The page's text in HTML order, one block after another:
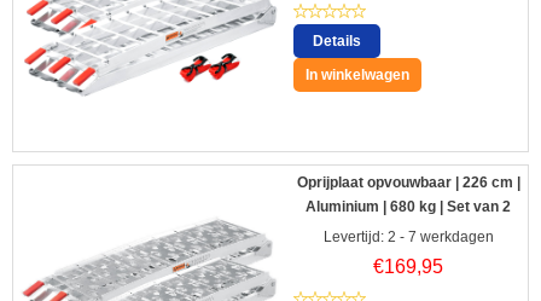
Details
In winkelwagen
Oprijplaat opvouwbaar | 226 cm |
Aluminium | 680 kg | Set van 2
Levertijd: 2 - 7 werkdagen
€169,95